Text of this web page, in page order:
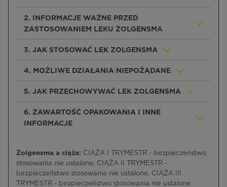
2. INFORMACJE WAŻNE PRZED
ZASTOSOWANIEM LEKU ZOLGENSMA
3. JAK STOSOWAĆ LEK ZOLGENSMA
4. MOŻLIWE DZIAŁANIA NIEPOŻĄDANE
5. JAK PRZECHOWYWAĆ LEK ZOLGENSMA
6. ZAWARTOŚĆ OPAKOWANIA I INNE
INFORMACJE
Zolgensma a ciąża: CIĄŻA I TRYMESTR - bezpieczeństwo
stosowania nie ustalone, CIĄŻA II TRYMESTR -
bezpieczeństwo stosowania nie ustalone, CIĄŻA III
TRYMESTR - bezpieczeństwo stosowania nie ustalone